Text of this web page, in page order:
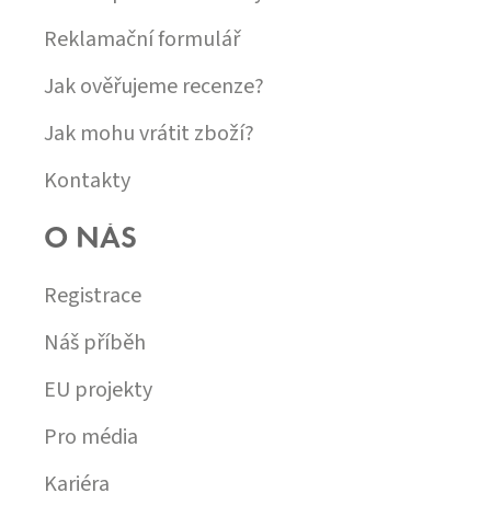
Reklamační formulář
Jak ověřujeme recenze?
Jak mohu vrátit zboží?
Kontakty
O NÁS
Registrace
Náš příběh
EU projekty
Pro média
Kariéra